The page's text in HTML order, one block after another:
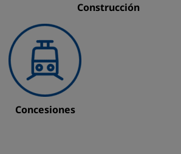
Construcción
Concesiones